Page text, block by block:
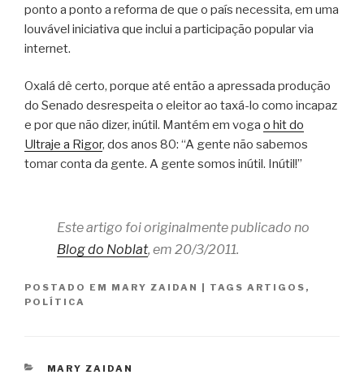
ponto a ponto a reforma de que o país necessita, em uma
louvável iniciativa que inclui a participação popular via
internet.
Oxalá dê certo, porque até então a apressada produção
do Senado desrespeita o eleitor ao taxá-lo como incapaz
e por que não dizer, inútil. Mantém em voga o hit do
Ultraje a Rigor, dos anos 80: “A gente não sabemos
tomar conta da gente. A gente somos inútil. Inútil!”
Este artigo foi originalmente publicado no
Blog do Noblat, em 20/3/2011.
POSTADO EM MARY ZAIDAN | TAGS ARTIGOS ,
POLÍTICA
CATEGORIAS
MARY ZAIDAN